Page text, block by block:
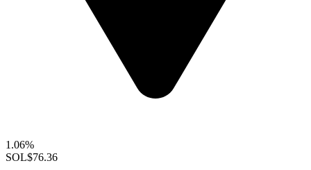
1.06%
SOL$76.36